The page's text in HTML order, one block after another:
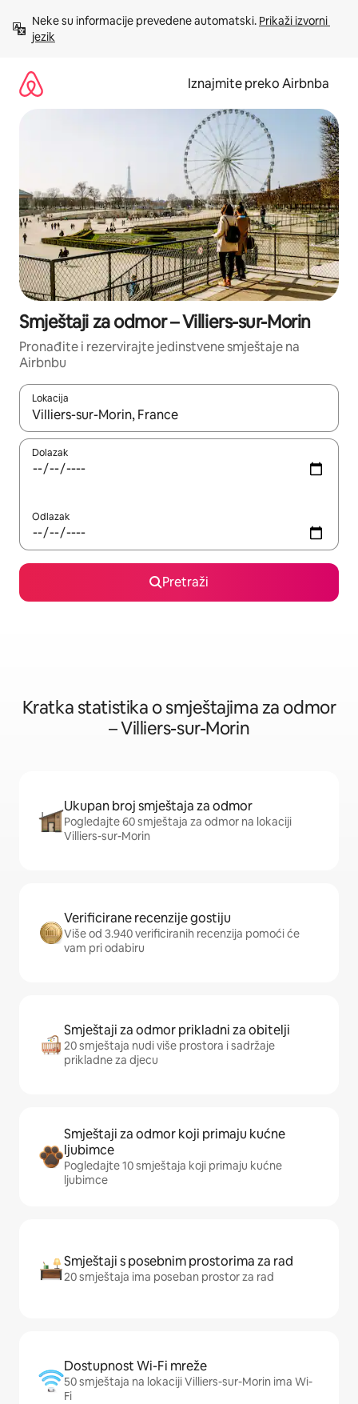
sadržaj
Neke su informacije prevedene automatski. Prikaži izvorni
jezik
Iznajmite preko Airbnba
Smještaji za odmor – Villiers-sur-Morin
Pronađite i rezervirajte jedinstvene smještaje na
Airbnbu
Lokacija
Kada budu dostupni rezultati, moći ćete ih pregledati
Dolazak
Odlazak
Pretraži
Kratka statistika o smještajima za odmor
– Villiers-sur-Morin
Ukupan broj smještaja za odmor
Pogledajte 60 smještaja za odmor na lokaciji
Villiers-sur-Morin
Verificirane recenzije gostiju
Više od 3.940 verificiranih recenzija pomoći će
vam pri odabiru
Smještaji za odmor prikladni za obitelji
20 smještaja nudi više prostora i sadržaje
prikladne za djecu
Smještaji za odmor koji primaju kućne
ljubimce
Pogledajte 10 smještaja koji primaju kućne
ljubimce
Smještaji s posebnim prostorima za rad
20 smještaja ima poseban prostor za rad
Dostupnost Wi-Fi mreže
50 smještaja na lokaciji Villiers-sur-Morin ima Wi-
Fi